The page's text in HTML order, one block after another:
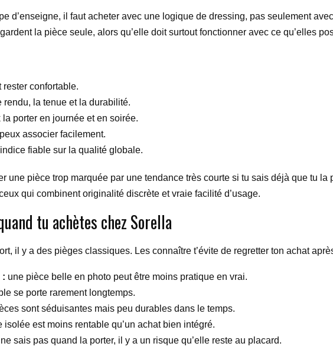
d’enseigne, il faut acheter avec une logique de dressing, pas seulement
la pièce seule, alors qu’elle doit surtout fonctionner avec ce qu’elles
confortable.
la tenue et la durabilité.
porter en journée et en soirée.
associer facilement.
fiable sur la qualité globale.
une pièce trop marquée par une tendance très courte si tu sais déjà que tu la
qui combinent originalité discrète et vraie facilité d’usage.
tu achètes chez Sorella
il y a des pièges classiques. Les connaître t’évite de regretter ton achat
: une pièce belle en photo peut être moins pratique en vrai.
se porte rarement longtemps.
sont séduisantes mais peu durables dans le temps.
isolée est moins rentable qu’un achat bien intégré.
sais pas quand la porter, il y a un risque qu’elle reste au placard.